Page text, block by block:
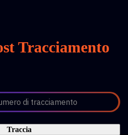
Tracciamento
di tracciamento
Traccia